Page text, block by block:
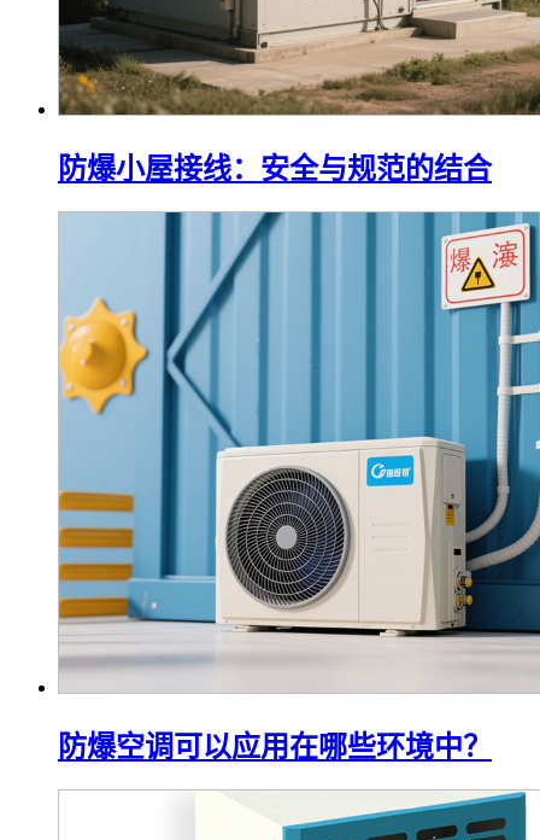
防爆小屋接线：安全与规范的结合
防爆空调可以应用在哪些环境中？